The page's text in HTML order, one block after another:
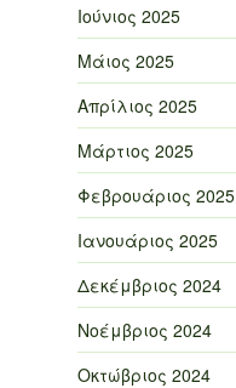
Ιούνιος 2025
Μάιος 2025
Απρίλιος 2025
Μάρτιος 2025
Φεβρουάριος 2025
Ιανουάριος 2025
Δεκέμβριος 2024
Νοέμβριος 2024
Οκτώβριος 2024